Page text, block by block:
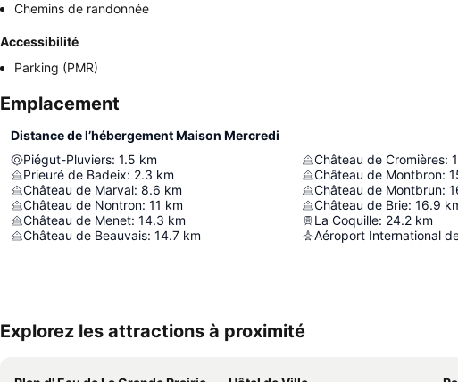
Chemins de randonnée
Accessibilité
Parking (PMR)
Emplacement
Distance de l’hébergement Maison Mercredi
Piégut-Pluviers: 1.5 km
Prieuré de Badeix: 2.3 km
Château de Marval: 8.6 km
Château de Nontron: 11 km
Château de Menet: 14.3 km
Château de Beauvais: 14.7 km
Château de Cromières:
Château de Montbron:
Château de Montbrun:
Château de Brie: 16.9
La Coquille: 24.2 km
Explorez les attractions à proximité